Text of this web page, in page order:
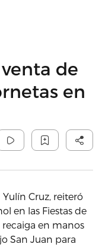
de
en
Cruz, reiteró
en las Fiestas de
recaiga en manos
San Juan para